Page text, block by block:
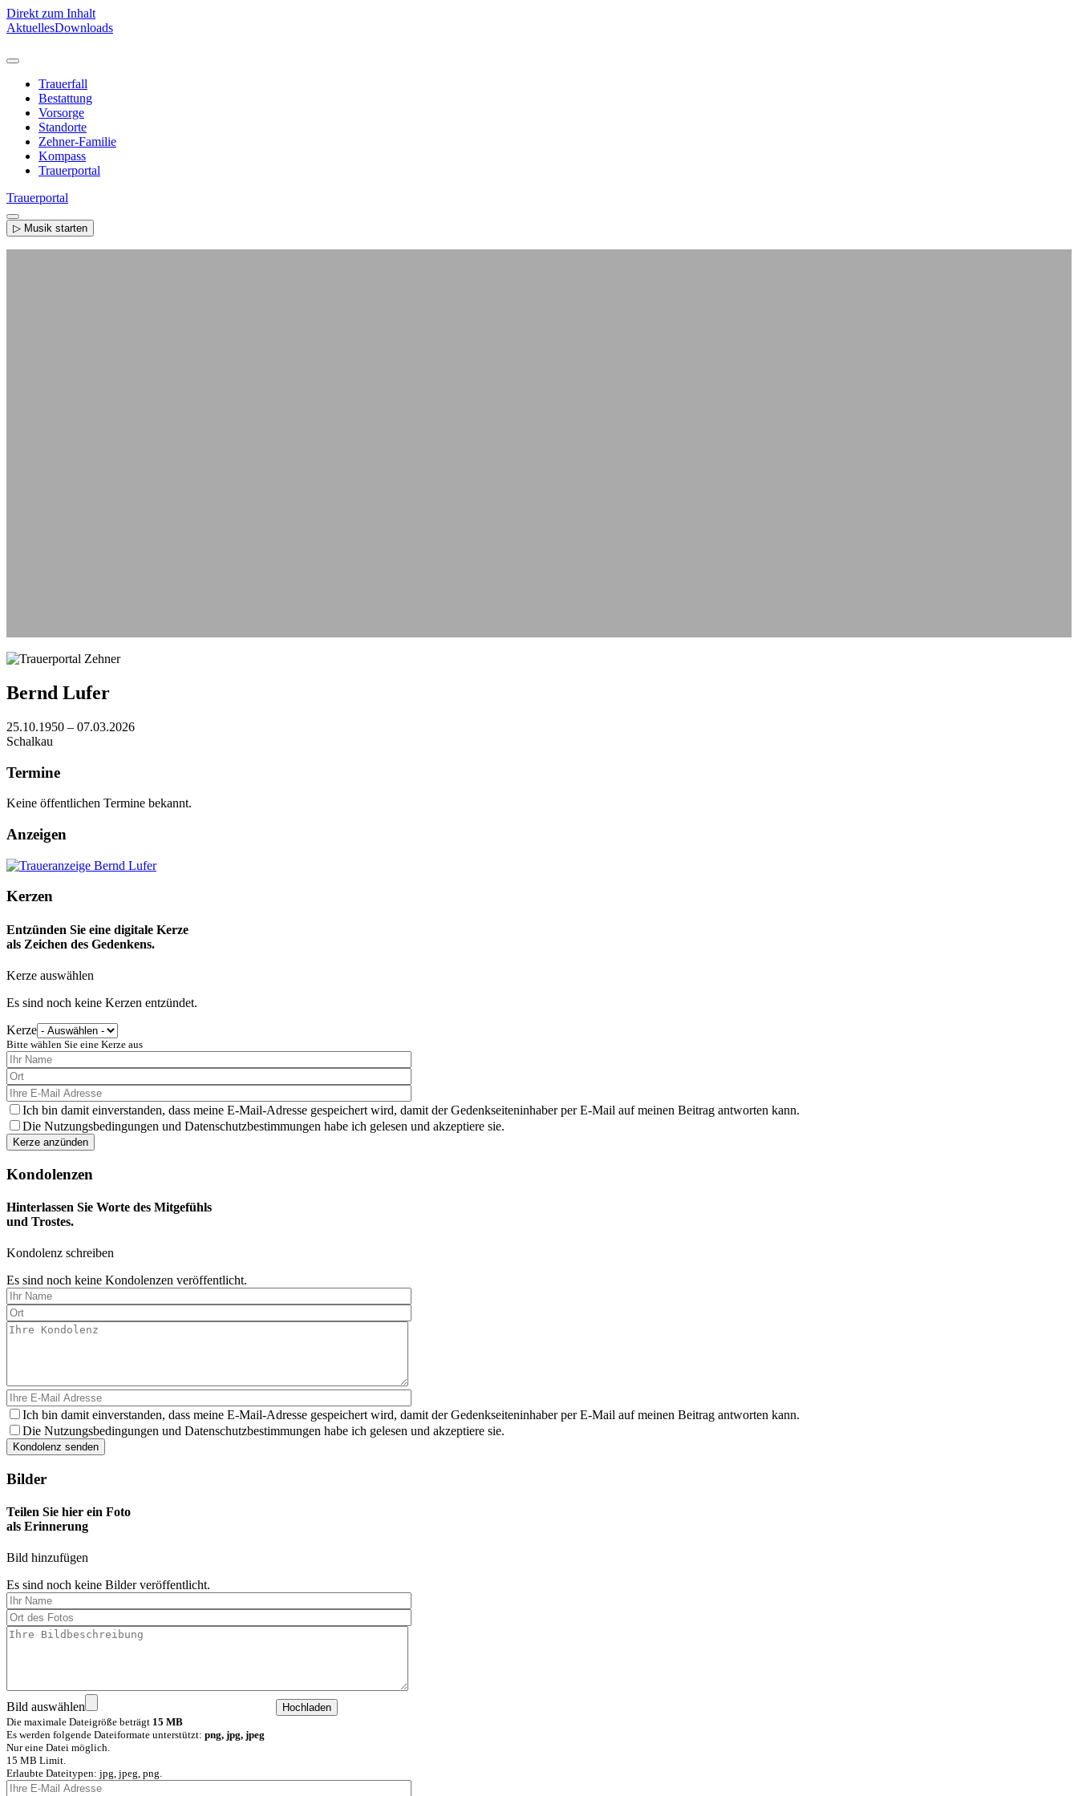
Direkt zum Inhalt
AktuellesDownloads
Trauerfall
Bestattung
Vorsorge
Standorte
Zehner-Familie
Kompass
Trauerportal
Trauerportal
▷ Musik starten
Bernd Lufer
25.10.1950 – 07.03.2026
Schalkau
Termine
Keine öffentlichen Termine bekannt.
Anzeigen
Kerzen
Entzünden Sie eine digitale Kerze
als Zeichen des Gedenkens.
Kerze auswählen
Es sind noch keine Kerzen entzündet.
Kerze
Bitte wählen Sie eine Kerze aus
Ich bin damit einverstanden, dass meine E-Mail-Adresse gespeichert wird, damit der Gedenkseiteninhaber per E-Mail auf meinen Beitrag antworten kann.
Die Nutzungsbedingungen und Datenschutzbestimmungen habe ich gelesen und akzeptiere sie.
Kondolenzen
Hinterlassen Sie Worte des Mitgefühls
und Trostes.
Kondolenz schreiben
Es sind noch keine Kondolenzen veröffentlicht.
Ich bin damit einverstanden, dass meine E-Mail-Adresse gespeichert wird, damit der Gedenkseiteninhaber per E-Mail auf meinen Beitrag antworten kann.
Die Nutzungsbedingungen und Datenschutzbestimmungen habe ich gelesen und akzeptiere sie.
Bilder
Teilen Sie hier ein Foto
als Erinnerung
Bild hinzufügen
Es sind noch keine Bilder veröffentlicht.
Bild auswählen
Die maximale Dateigröße beträgt 15 MB
Es werden folgende Dateiformate unterstützt: png, jpg, jpeg
Nur eine Datei möglich.
15 MB Limit.
Erlaubte Dateitypen: jpg, jpeg, png.